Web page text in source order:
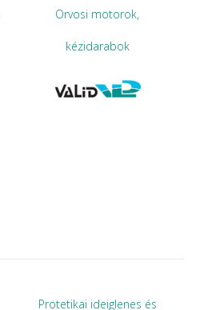
Orvosi motorok,
kézidarabok
Protetikai ideiglenes és